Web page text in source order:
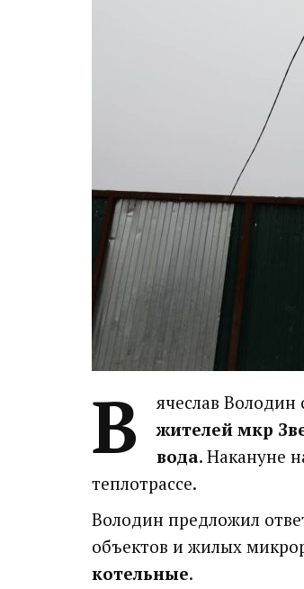
В ячеслав Володин
жителей мкр
вода. Накануне
теплотрассе.
Володин предложил
объектов и жилых
котельные.